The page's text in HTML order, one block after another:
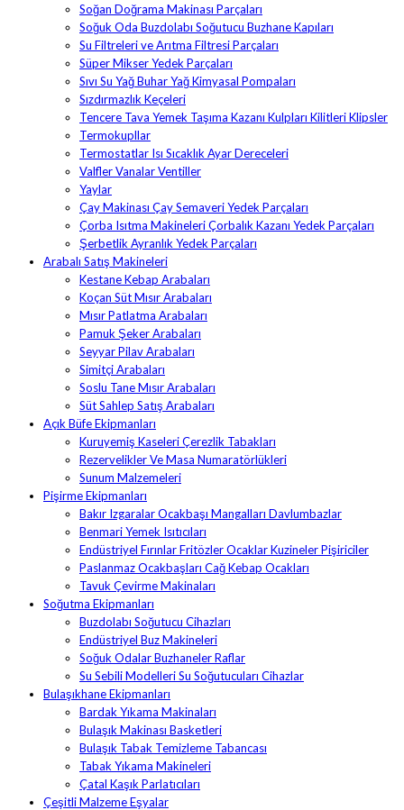
Soğan Doğrama Makinası Parçaları
Soğuk Oda Buzdolabı Soğutucu Buzhane Kapıları
Su Filtreleri ve Arıtma Filtresi Parçaları
Süper Mikser Yedek Parçaları
Sıvı Su Yağ Buhar Yağ Kimyasal Pompaları
Sızdırmazlık Keçeleri
Tencere Tava Yemek Taşıma Kazanı Kulpları Kilitleri Klipsler
Termokupllar
Termostatlar Isı Sıcaklık Ayar Dereceleri
Valfler Vanalar Ventiller
Yaylar
Çay Makinası Çay Semaveri Yedek Parçaları
Çorba Isıtma Makineleri Çorbalık Kazanı Yedek Parçaları
Şerbetlik Ayranlık Yedek Parçaları
Arabalı Satış Makineleri
Kestane Kebap Arabaları
Koçan Süt Mısır Arabaları
Mısır Patlatma Arabaları
Pamuk Şeker Arabaları
Seyyar Pilav Arabaları
Simitçi Arabaları
Soslu Tane Mısır Arabaları
Süt Sahlep Satış Arabaları
Açık Büfe Ekipmanları
Kuruyemiş Kaseleri Çerezlik Tabakları
Rezervelikler Ve Masa Numaratörlükleri
Sunum Malzemeleri
Pişirme Ekipmanları
Bakır Izgaralar Ocakbaşı Mangalları Davlumbazlar
Benmari Yemek Isıtıcıları
Endüstriyel Fırınlar Fritözler Ocaklar Kuzineler Pişiriciler
Paslanmaz Ocakbaşları Cağ Kebap Ocakları
Tavuk Çevirme Makinaları
Soğutma Ekipmanları
Buzdolabı Soğutucu Cihazları
Endüstriyel Buz Makineleri
Soğuk Odalar Buzhaneler Raflar
Su Sebili Modelleri Su Soğutucuları Cihazlar
Bulaşıkhane Ekipmanları
Bardak Yıkama Makinaları
Bulaşık Makinası Basketleri
Bulaşık Tabak Temizleme Tabancası
Tabak Yıkama Makineleri
Çatal Kaşık Parlatıcıları
Çeşitli Malzeme Eşyalar